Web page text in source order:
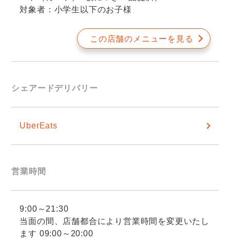
対象者：小学生以下のお子様
この店舗のメニューを見る
シェアードデリバリー
UberEats
営業時間
9:00～21:30
当面の間、店舗都合により営業時間を変更いたし
ます 09:00～20:00